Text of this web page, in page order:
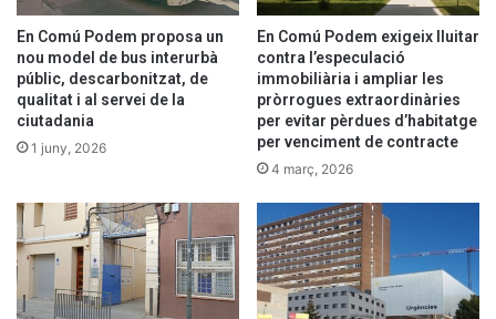
En Comú Podem proposa un
nou model de bus interurbà
públic, descarbonitzat, de
qualitat i al servei de la
ciutadania
1 juny, 2026
En Comú Podem exigeix lluitar
contra l’especulació
immobiliària i ampliar les
pròrrogues extraordinàries
per evitar pèrdues d’habitatge
per venciment de contracte
4 març, 2026